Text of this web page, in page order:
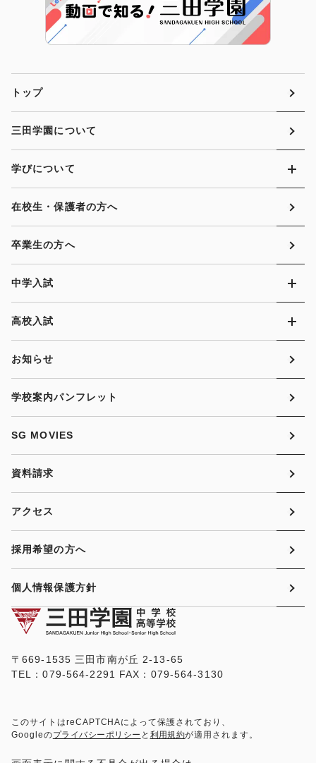
〒669-1535 三田市南が丘 2-13-65
TEL：079-564-2291 FAX：079-564-3130
このサイトはreCAPTCHAによって保護されており、
Googleのプライバシーポリシー と 利用規約が適用されます。
トップ
三田学園について
学びについて
在校生・保護者の方へ
卒業生の方へ
中学入試
高校入試
お知らせ
学校案内パンフレット
SG MOVIES
資料請求
アクセス
採用希望の方へ
個人情報保護方針